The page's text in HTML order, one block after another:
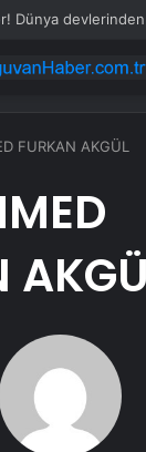
FURKAN AKGÜL